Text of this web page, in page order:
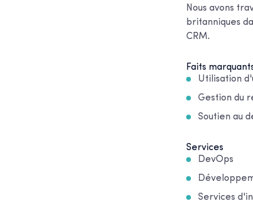
Nous avons
britanniques
CRM.
Faits
Utilisation
Gestion du
Soutien au
Services
DevOps
Services